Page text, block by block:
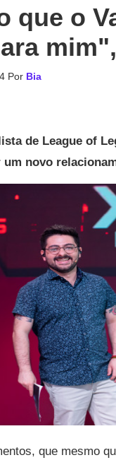
que o
Por Bia
de League of
novo
que mesmo